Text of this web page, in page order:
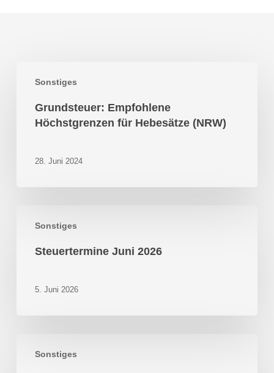
Sonstiges
Empfohlene
Hebesätze
Grundsteuer: Empfohlene
Höchstgrenzen für Hebesätze (NRW)
28. Juni 2024
Sonstiges
Juni
Steuertermine Juni 2026
5. Juni 2026
Sonstiges